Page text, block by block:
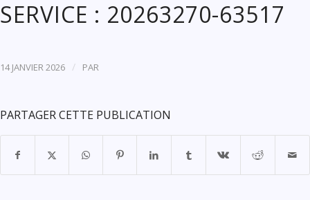
SERVICE : 20263270-63517
14 JANVIER 2026 / PAR
PARTAGER CETTE PUBLICATION